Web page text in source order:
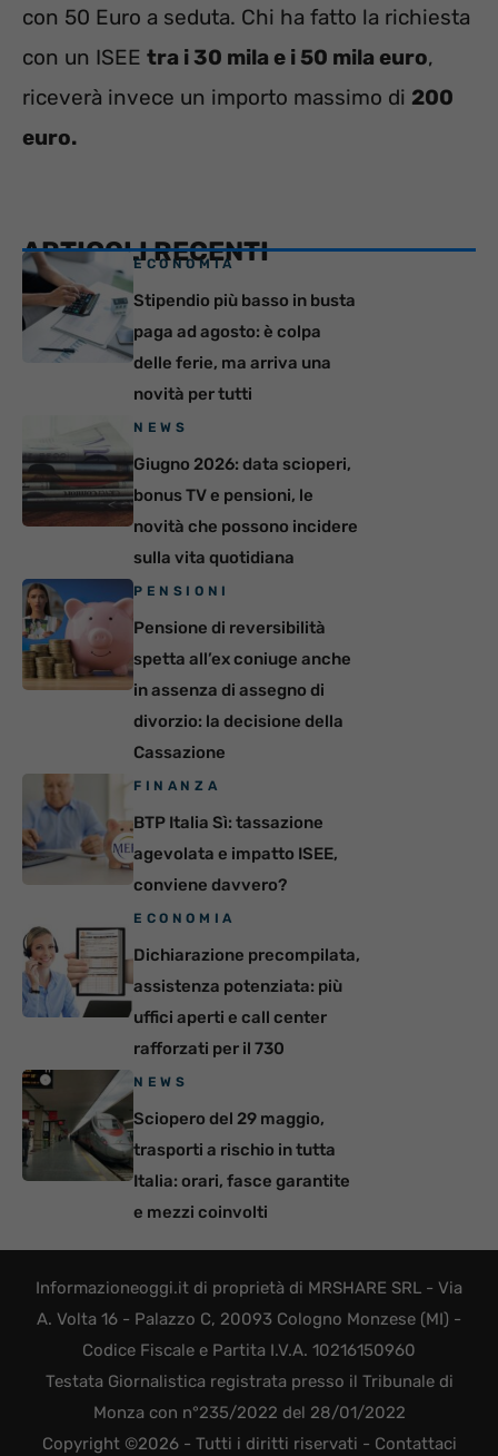
con 50 Euro a seduta. Chi ha fatto la richiesta
con un ISEE tra i 30 mila e i 50 mila euro,
riceverà invece un importo massimo di 200
euro.
ARTICOLI RECENTI
ECONOMIA
Stipendio più basso in busta
paga ad agosto: è colpa
delle ferie, ma arriva una
novità per tutti
NEWS
Giugno 2026: data scioperi,
bonus TV e pensioni, le
novità che possono incidere
sulla vita quotidiana
PENSIONI
Pensione di reversibilità
spetta all’ex coniuge anche
in assenza di assegno di
divorzio: la decisione della
Cassazione
FINANZA
BTP Italia Sì: tassazione
agevolata e impatto ISEE,
conviene davvero?
ECONOMIA
Dichiarazione precompilata,
assistenza potenziata: più
uffici aperti e call center
rafforzati per il 730
NEWS
Sciopero del 29 maggio,
trasporti a rischio in tutta
Italia: orari, fasce garantite
e mezzi coinvolti
Informazioneoggi.it di proprietà di MRSHARE SRL - Via
A. Volta 16 - Palazzo C, 20093 Cologno Monzese (MI) -
Codice Fiscale e Partita I.V.A. 10216150960
Testata Giornalistica registrata presso il Tribunale di
Monza con n°235/2022 del 28/01/2022
Copyright ©2026 - Tutti i diritti riservati - Contattaci